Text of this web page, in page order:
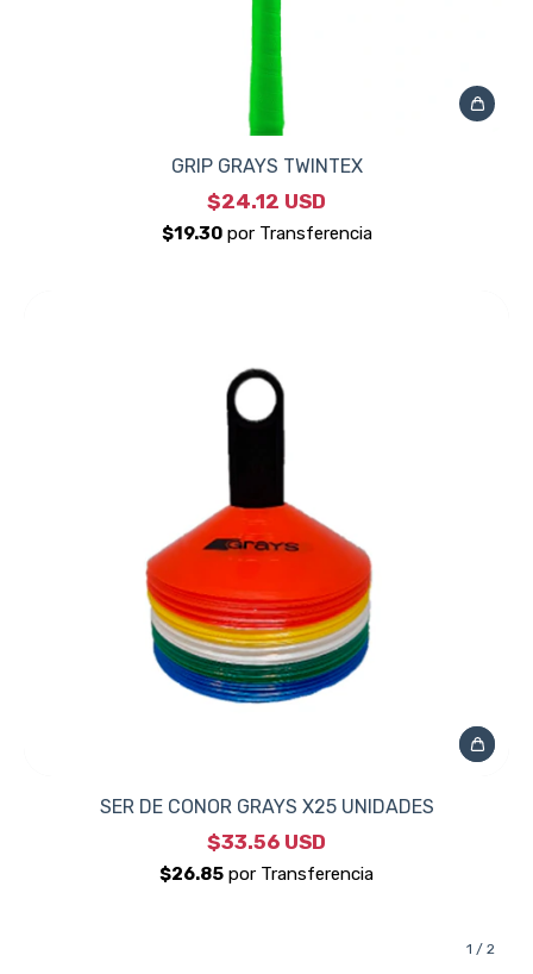
GRIP GRAYS TWINTEX
$24.12 USD
SER DE CONOR GRAYS X25 UNIDADES
$33.56 USD
1 / 2